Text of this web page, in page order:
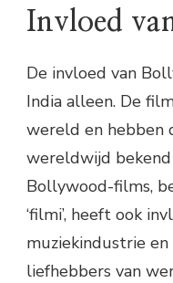
Invloed
De invloed van
India alleen. De
wereld en hebben
wereldwijd
Bollywood-films,
‘filmi’, heeft ook
muziekindustrie
liefhebbers van